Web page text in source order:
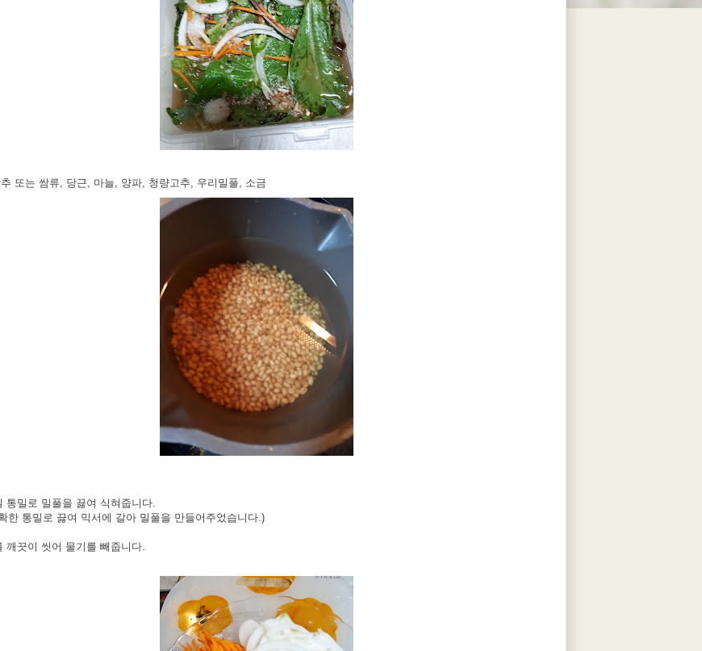
또는 쌈류, 당근, 마늘, 양파, 청량고추, 우리밀풀, 소금
통밀로 밀풀을 끓여 식혀줍니다.
한 통밀로 끓여 믹서에 갈아 밀풀을 만들어주었습니다.)
깨끗이 씻어 물기를 빼줍니다.